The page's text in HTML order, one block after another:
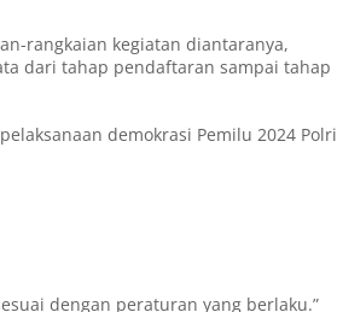
rangkaian kegiatan diantaranya,
dari tahap pendaftaran sampai tahap
demokrasi Pemilu 2024 Polri
dengan peraturan yang berlaku.”